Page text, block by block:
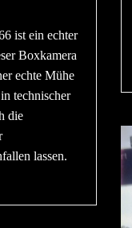
ist ein echter
Boxkamera
echte Mühe
technischer
die
lassen.